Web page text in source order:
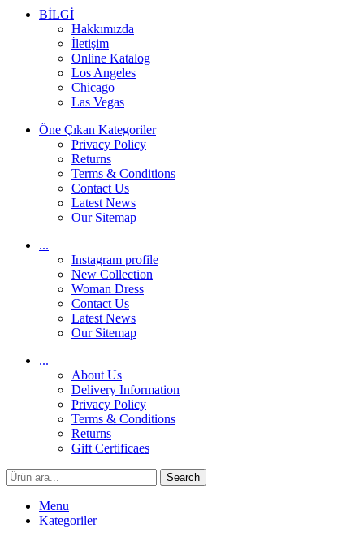
BİLGİ
Hakkımızda
İletişim
Online Katalog
Los Angeles
Chicago
Las Vegas
Öne Çıkan Kategoriler
Privacy Policy
Returns
Terms & Conditions
Contact Us
Latest News
Our Sitemap
...
Instagram profile
New Collection
Woman Dress
Contact Us
Latest News
Our Sitemap
...
About Us
Delivery Information
Privacy Policy
Terms & Conditions
Returns
Gift Certificaes
Search
Menu
Kategoriler